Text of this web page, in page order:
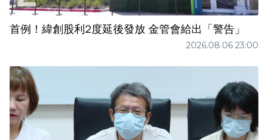
首例！緯創股利2度延後發放 金管會給出「警告」
2026.08.06 23:00